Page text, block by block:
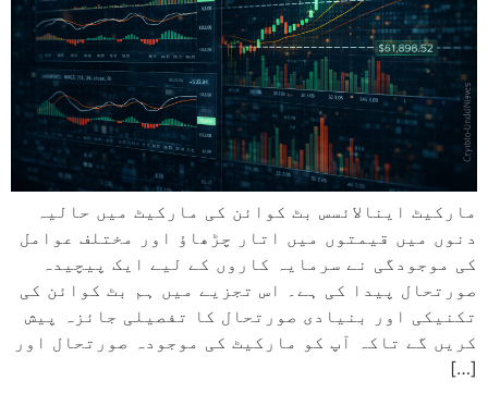
مارکیٹ اینالائسس بٹ کوائن کی مارکیٹ میں حالیہ
دنوں میں قیمتوں میں اتار چڑھاؤ اور مختلف عوامل
کی موجودگی نے سرمایہ کاروں کے لیے ایک پیچیدہ
صورتحال پیدا کی ہے۔ اس تجزیے میں ہم بٹ کوائن کی
تکنیکی اور بنیادی صورتحال کا تفصیلی جائزہ پیش
کریں گے تاکہ آپ کو مارکیٹ کی موجودہ صورتحال اور
[…]